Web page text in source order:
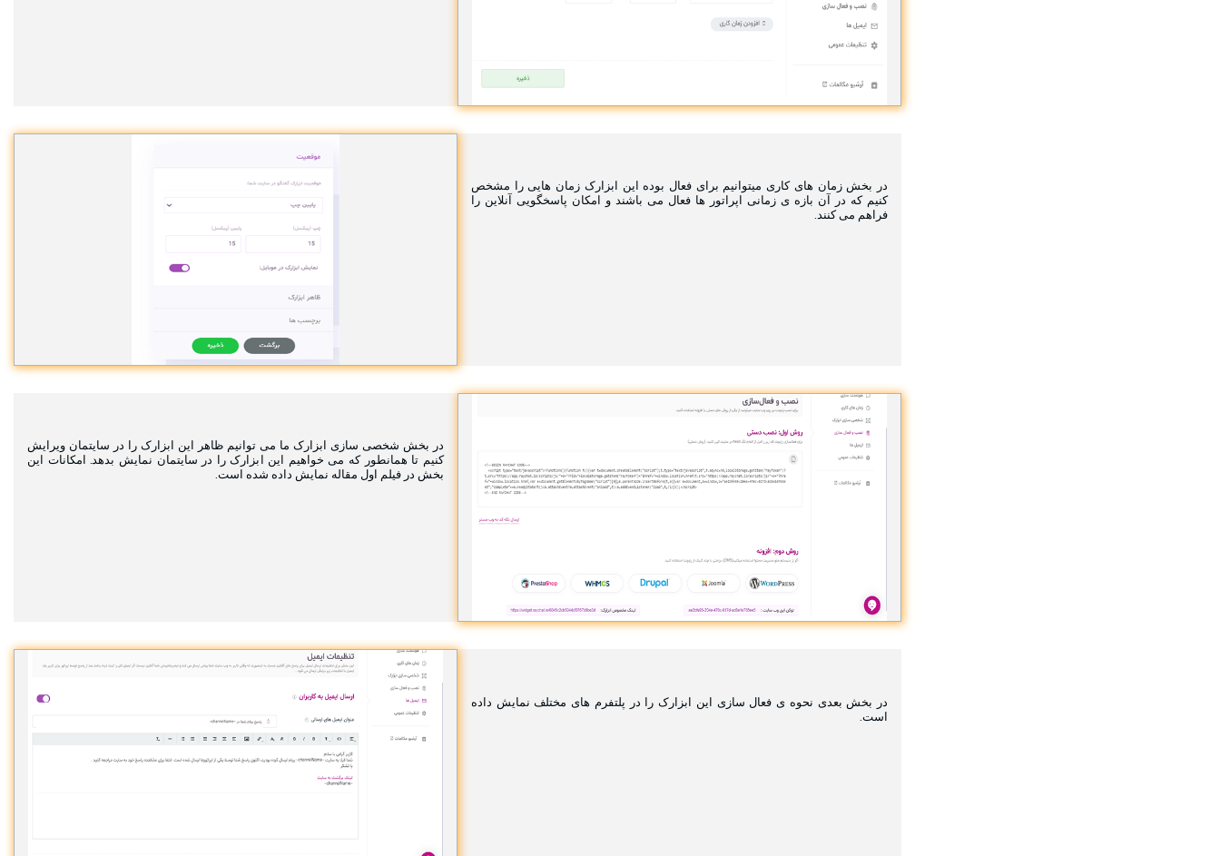
در بخش زمان های کاری میتوانیم برای فعال بوده این ابزارک زمان هایی را مشخص
کنیم که در آن بازه ی زمانی اپراتور ها فعال می باشند و امکان پاسخگویی آنلاین را
فراهم می کنند.
در بخش شخصی سازی ابزارک ما می توانیم ظاهر این ابزارک را در سایتمان ویرایش
کنیم تا همانطور که می خواهیم این ابزارک را در سایتمان نمایش بدهد. امکانات این
بخش در فیلم اول مقاله نمایش داده شده است.
در بخش بعدی نحوه ی فعال سازی این ابزارک را در پلتفرم های مختلف نمایش داده
است.